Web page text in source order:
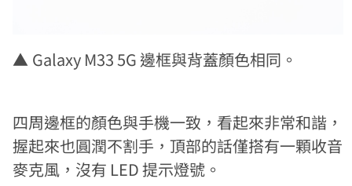
▲ Galaxy M33 5G 邊框與背蓋顏色相同。
四周邊框的顏色與手機一致，看起來非常和諧，
握起來也圓潤不割手，頂部的話僅搭有一顆收音
麥克風，沒有 LED 提示燈號。